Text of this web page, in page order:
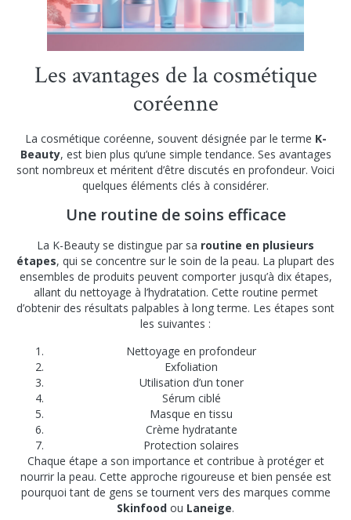
Les avantages de la cosmétique
coréenne
La cosmétique coréenne, souvent désignée par le terme K-
Beauty, est bien plus qu’une simple tendance. Ses avantages
sont nombreux et méritent d’être discutés en profondeur. Voici
quelques éléments clés à considérer.
Une routine de soins efficace
La K-Beauty se distingue par sa routine en plusieurs
étapes, qui se concentre sur le soin de la peau. La plupart des
ensembles de produits peuvent comporter jusqu’à dix étapes,
allant du nettoyage à l’hydratation. Cette routine permet
d’obtenir des résultats palpables à long terme. Les étapes sont
les suivantes :
Nettoyage en profondeur
Exfoliation
Utilisation d’un toner
Sérum ciblé
Masque en tissu
Crème hydratante
Protection solaires
Chaque étape a son importance et contribue à protéger et
nourrir la peau. Cette approche rigoureuse et bien pensée est
pourquoi tant de gens se tournent vers des marques comme
Skinfood ou Laneige.